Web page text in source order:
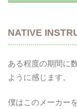
NATIVE
ある程度の期間に
ように感じます。
僕はこのメーカー